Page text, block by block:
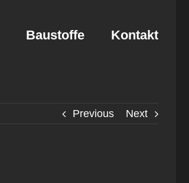
Baustoffe Kontakt
Previous Next